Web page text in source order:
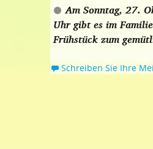
Am Sonntag, 27.
Uhr gibt es im
Frühstück zum
Schreiben Sie Ihre